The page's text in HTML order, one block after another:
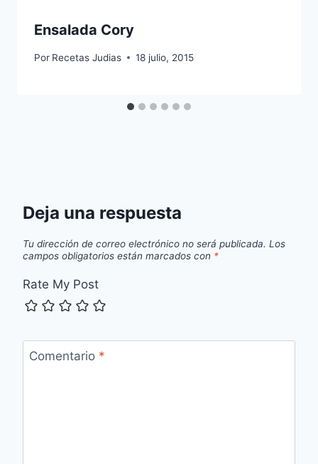
Ensalada Cory
Por Recetas Judias 18 julio, 2015
Deja una respuesta
Tu dirección de correo electrónico no será publicada. Los
campos obligatorios están marcados con *
Rate My Post
Comentario *